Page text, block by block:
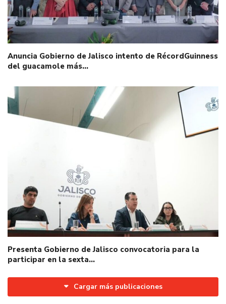
Anuncia Gobierno de Jalisco intento de RécordGuinness
del guacamole más…
Presenta Gobierno de Jalisco convocatoria para la
participar en la sexta…
Cargar más publicaciones